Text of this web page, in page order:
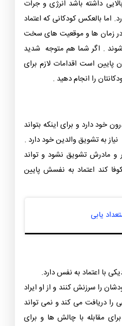
داشته باشد انرژی و جرات
اما بالعکس کودکانی که اعتماد
در زمان ها و موقعیت های سخت
. اگر شما هم متوجه شدید
پایین است اقدامات لازم برای
را انجام دهید .
خود دارد و برای اینکه بتواند
به تشویق والدین خود دارد .
مادرش تشویق نشود و تواند
کند اعتماد به نفسش پایین
یابی
با اعتماد به نفس دارد.
را سرزنش کنند و از او ایراد
را دریافت می کند و نمی تواند
مقابله با چالش ها و برای